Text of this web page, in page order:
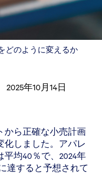
どのように変えるか
2025年10月14日
から正確な小売計画
化しました。アパレ
均40％で、2024年
達すると予想されて